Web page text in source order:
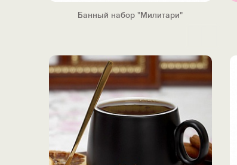
Банный набор "Милитари"